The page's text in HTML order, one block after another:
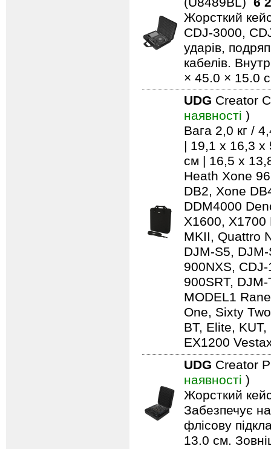
Жорсткий
CDJ-3000,
ударів,
кабелів.
× 45.0 × 15.0
UDG Creator
наявності )
Вага 2,0 кг /
| 19,1 x 16,3 x
см | 16,5 x
Heath Xone
DB2, Xone
DDM4000
X1600, X1700
MKII, Quattro
DJM-S5,
900NXS,
900SRT,
MODEL1
One, Sixty
BT, Elite,
EX1200
UDG Creator
наявності )
Жорсткий
Забезпечує
флісову
13.0 см.